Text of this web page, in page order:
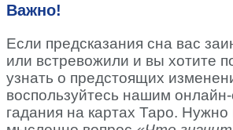
Важно!
Если предсказания сна вас
или встревожили и вы хотите
узнать о предстоящих
воспользуйтесь нашим
гадания на картах Таро. Нужно